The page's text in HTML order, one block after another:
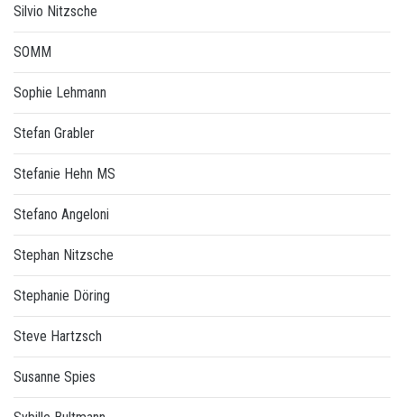
Silvio Nitzsche
SOMM
Sophie Lehmann
Stefan Grabler
Stefanie Hehn MS
Stefano Angeloni
Stephan Nitzsche
Stephanie Döring
Steve Hartzsch
Susanne Spies